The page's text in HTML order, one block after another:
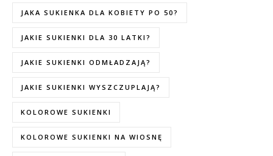
JAKA SUKIENKA DLA KOBIETY PO 50?
JAKIE SUKIENKI DLA 30 LATKI?
JAKIE SUKIENKI ODMŁADZAJĄ?
JAKIE SUKIENKI WYSZCZUPLAJĄ?
KOLOROWE SUKIENKI
KOLOROWE SUKIENKI NA WIOSNĘ